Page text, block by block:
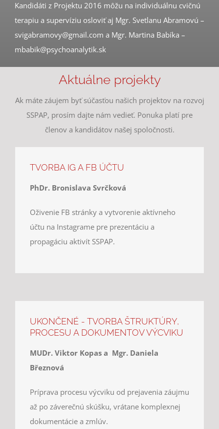
Kandidáti z Projektu 2016 môžu na individuálnu cvičnú
terapiu a supervíziu osloviť aj Mgr. Svetlanu Abramovú –
svigabramovy@gmail.com a Mgr. Martina Babíka –
mbabik@psychoanalytik.sk
Aktuálne projekty
Ak máte záujem byť súčasťou našich projektov na rozvoj
SSPAP, prosím dajte nám vedieť. Ponuka platí pre
členov a kandidátov našej spoločnosti.
TVORBA IG A FB ÚČTU
PhDr. Bronislava Svrčková
Oživenie FB stránky a vytvorenie aktívneho
účtu na Instagrame pre prezentáciu a
propagáciu aktivít SSPAP.
UKONČENÉ - TVORBA ŠTRUKTÚRY,
PROCESU A DOKUMENTOV VÝCVIKU
MUDr. Viktor Kopas a Mgr. Daniela
Březnová
Príprava procesu výcviku od prejavenia záujmu
až po záverečnú skúšku, vrátane komplexnej
dokumentácie a zmlúv.